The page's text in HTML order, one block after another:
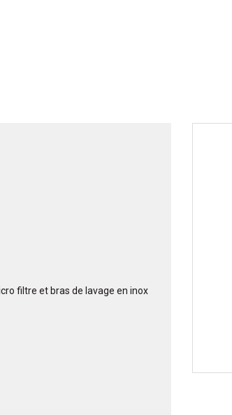
filtre et bras de lavage en inox